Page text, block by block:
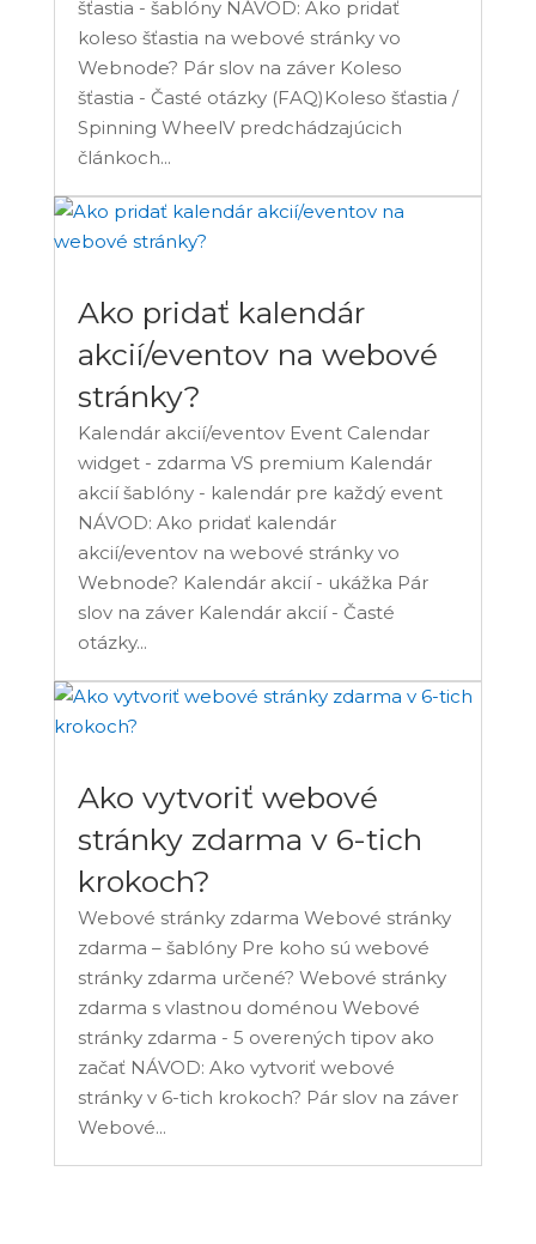
šťastia - šablóny NÁVOD: Ako pridať
koleso šťastia na webové stránky vo
Webnode? Pár slov na záver Koleso
šťastia - Časté otázky (FAQ)Koleso šťastia /
Spinning WheelV predchádzajúcich
článkoch...
Ako pridať kalendár
akcií/eventov na webové
stránky?
Kalendár akcií/eventov Event Calendar
widget - zdarma VS premium Kalendár
akcií šablóny - kalendár pre každý event
NÁVOD: Ako pridať kalendár
akcií/eventov na webové stránky vo
Webnode? Kalendár akcií - ukážka Pár
slov na záver Kalendár akcií - Časté
otázky...
Ako vytvoriť webové
stránky zdarma v 6-tich
krokoch?
Webové stránky zdarma Webové stránky
zdarma – šablóny Pre koho sú webové
stránky zdarma určené? Webové stránky
zdarma s vlastnou doménou Webové
stránky zdarma - 5 overených tipov ako
začať NÁVOD: Ako vytvoriť webové
stránky v 6-tich krokoch? Pár slov na záver
Webové...